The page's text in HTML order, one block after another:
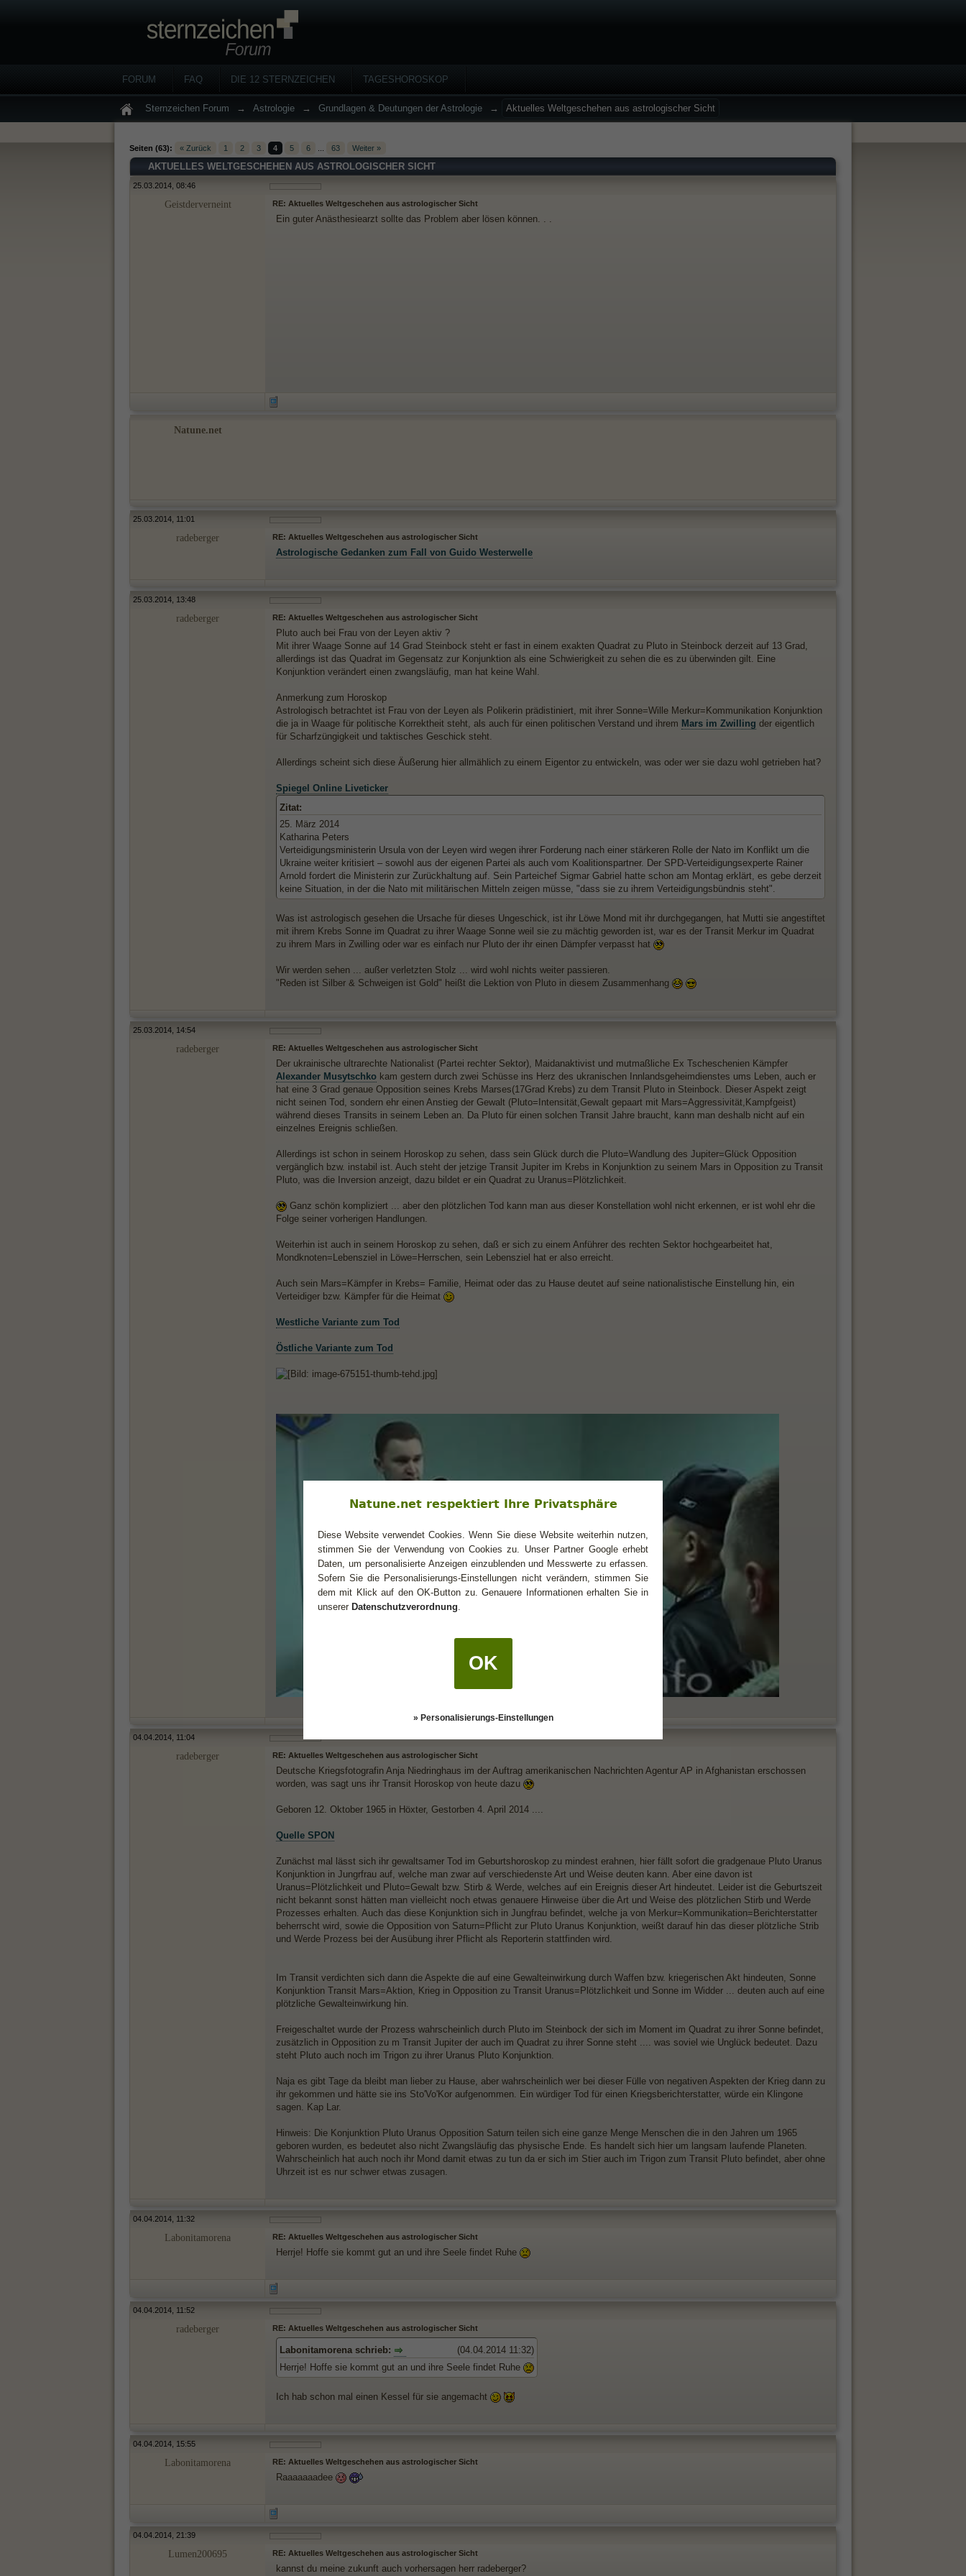
FORUM FAQ DIE 12 STERNZEICHEN TAGESHOROSKOP
Sternzeichen Forum → Astrologie → Grundlagen & Deutungen der Astrologie → Aktuelles Weltgeschehen aus astrologischer Sicht
Seiten (63): « Zurück 1 2 3 4 5 6 63 Weiter »
AKTUELLES WELTGESCHEHEN AUS ASTROLOGISCHER SICHT
25.03.2014, 08:46
Geistderverneint RE: Aktuelles Weltgeschehen aus astrologischer Sicht
Ein guter Anästhesiearzt sollte das Problem aber lösen können. . .
Natune.net
25.03.2014, 11:01
radeberger RE: Aktuelles Weltgeschehen aus astrologischer Sicht
Astrologische Gedanken zum Fall von Guido Westerwelle
25.03.2014, 13:48
radeberger RE: Aktuelles Weltgeschehen aus astrologischer Sicht
Pluto auch bei Frau von der Leyen aktiv ?
Mit ihrer Waage Sonne auf 14 Grad Steinbock steht er fast in einem exakten Quadrat zu Pluto in Steinbock derzeit auf 13 Grad,
allerdings ist das Quadrat im Gegensatz zur Konjunktion als eine Schwierigkeit zu sehen die es zu überwinden gilt. Eine
Konjunktion verändert einen zwangsläufig, man hat keine Wahl.
Anmerkung zum Horoskop
Astrologisch betrachtet ist Frau von der Leyen als Polikerin prädistiniert, mit ihrer Sonne=Wille Merkur=Kommunikation Konjunktion
die ja in Waage für politische Korrektheit steht, als auch für einen politischen Verstand und ihrem Mars im Zwilling der eigentlich
für Scharfzüngigkeit und taktisches Geschick steht.
Allerdings scheint sich diese Äußerung hier allmählich zu einem Eigentor zu entwickeln, was oder wer sie dazu wohl getrieben hat?
Spiegel Online Liveticker
Zitat:
25. März 2014
Katharina Peters
Verteidigungsministerin Ursula von der Leyen wird wegen ihrer Forderung nach einer stärkeren Rolle der Nato im Konflikt um die
Ukraine weiter kritisiert – sowohl aus der eigenen Partei als auch vom Koalitionspartner. Der SPD-Verteidigungsexperte Rainer
Arnold fordert die Ministerin zur Zurückhaltung auf. Sein Parteichef Sigmar Gabriel hatte schon am Montag erklärt, es gebe derzeit
keine Situation, in der die Nato mit militärischen Mitteln zeigen müsse, "dass sie zu ihrem Verteidigungsbündnis steht".
Was ist astrologisch gesehen die Ursache für dieses Ungeschick, ist ihr Löwe Mond mit ihr durchgegangen, hat Mutti sie angestiftet
mit ihrem Krebs Sonne im Quadrat zu ihrer Waage Sonne weil sie zu mächtig geworden ist, war es der Transit Merkur im Quadrat
zu ihrem Mars in Zwilling oder war es einfach nur Pluto der ihr einen Dämpfer verpasst hat
Wir werden sehen ... außer verletzten Stolz ... wird wohl nichts weiter passieren.
"Reden ist Silber & Schweigen ist Gold" heißt die Lektion von Pluto in diesem Zusammenhang
25.03.2014, 14:54
radeberger RE: Aktuelles Weltgeschehen aus astrologischer Sicht
Der ukrainische ultrarechte Nationalist (Partei rechter Sektor), Maidanaktivist und mutmaßliche Ex Tscheschenien Kämpfer
Alexander Musytschko kam gestern durch zwei Schüsse ins Herz des ukranischen Innlandsgeheimdienstes ums Leben, auch er
hat eine 3 Grad genaue Opposition seines Krebs Marses(17Grad Krebs) zu dem Transit Pluto in Steinbock. Dieser Aspekt zeigt
nicht seinen Tod, sondern ehr einen Anstieg der Gewalt (Pluto=Intensität,Gewalt gepaart mit Mars=Aggressivität,Kampfgeist)
während dieses Transits in seinem Leben an. Da Pluto für einen solchen Transit Jahre braucht, kann man deshalb nicht auf ein
einzelnes Ereignis schließen.
Allerdings ist schon in seinem Horoskop zu sehen, dass sein Glück durch die Pluto=Wandlung des Jupiter=Glück Opposition
vergänglich bzw. instabil ist. Auch steht der jetzige Transit Jupiter im Krebs in Konjunktion zu seinem Mars in Opposition zu Transit
Pluto, was die Inversion anzeigt, dazu bildet er ein Quadrat zu Uranus=Plötzlichkeit.
Ganz schön kompliziert ... aber den plötzlichen Tod kann man aus dieser Konstellation wohl nicht erkennen, er ist wohl ehr die
Folge seiner vorherigen Handlungen.
Weiterhin ist auch in seinem Horoskop zu sehen, daß er sich zu einem Anführer des rechten Sektor hochgearbeitet hat,
Mondknoten=Lebensziel in Löwe=Herrschen, sein Lebensziel hat er also erreicht.
Auch sein Mars=Kämpfer in Krebs= Familie, Heimat oder das zu Hause deutet auf seine nationalistische Einstellung hin, ein
Verteidiger bzw. Kämpfer für die Heimat
Westliche Variante zum Tod
Östliche Variante zum Tod
04.04.2014, 11:04
radeberger RE: Aktuelles Weltgeschehen aus astrologischer Sicht
Deutsche Kriegsfotografin Anja Niedringhaus im der Auftrag amerikanischen Nachrichten Agentur AP in Afghanistan erschossen
worden, was sagt uns ihr Transit Horoskop von heute dazu
Geboren 12. Oktober 1965 in Höxter, Gestorben 4. April 2014 ....
Quelle SPON
Zunächst mal lässt sich ihr gewaltsamer Tod im Geburtshoroskop zu mindest erahnen, hier fällt sofort die gradgenaue Pluto Uranus
Konjunktion in Jungrfrau auf, welche man zwar auf verschiedenste Art und Weise deuten kann. Aber eine davon ist
Uranus=Plötzlichkeit und Pluto=Gewalt bzw. Stirb & Werde, welches auf ein Ereignis dieser Art hindeutet. Leider ist die Geburtszeit
nicht bekannt sonst hätten man vielleicht noch etwas genauere Hinweise über die Art und Weise des plötzlichen Stirb und Werde
Prozesses erhalten. Auch das diese Konjunktion sich in Jungfrau befindet, welche ja von Merkur=Kommunikation=Berichterstatter
beherrscht wird, sowie die Opposition von Saturn=Pflicht zur Pluto Uranus Konjunktion, weißt darauf hin das dieser plötzliche Strib
und Werde Prozess bei der Ausübung ihrer Pflicht als Reporterin stattfinden wird.
Im Transit verdichten sich dann die Aspekte die auf eine Gewalteinwirkung durch Waffen bzw. kriegerischen Akt hindeuten, Sonne
Konjunktion Transit Mars=Aktion, Krieg in Opposition zu Transit Uranus=Plötzlichkeit und Sonne im Widder ... deuten auch auf eine
plötzliche Gewalteinwirkung hin.
Freigeschaltet wurde der Prozess wahrscheinlich durch Pluto im Steinbock der sich im Moment im Quadrat zu ihrer Sonne befindet,
zusätzlich in Opposition zu m Transit Jupiter der auch im Quadrat zu ihrer Sonne steht .... was soviel wie Unglück bedeutet. Dazu
steht Pluto auch noch im Trigon zu ihrer Uranus Pluto Konjunktion.
Naja es gibt Tage da bleibt man lieber zu Hause, aber wahrscheinlich wer bei dieser Fülle von negativen Aspekten der Krieg dann zu
ihr gekommen und hätte sie ins Sto'Vo'Kor aufgenommen. Ein würdiger Tod für einen Kriegsberichterstatter, würde ein Klingone
sagen. Kap Lar.
Hinweis: Die Konjunktion Pluto Uranus Opposition Saturn teilen sich eine ganze Menge Menschen die in den Jahren um 1965
geboren wurden, es bedeutet also nicht Zwangsläufig das physische Ende. Es handelt sich hier um langsam laufende Planeten.
Wahrscheinlich hat auch noch ihr Mond damit etwas zu tun da er sich im Stier auch im Trigon zum Transit Pluto befindet, aber ohne
Uhrzeit ist es nur schwer etwas zusagen.
04.04.2014, 11:32
Labonitamorena RE: Aktuelles Weltgeschehen aus astrologischer Sicht
Herrje! Hoffe sie kommt gut an und ihre Seele findet Ruhe
04.04.2014, 11:52
radeberger RE: Aktuelles Weltgeschehen aus astrologischer Sicht
(04.04.2014 11:32)
Labonitamorena schrieb:
Herrje! Hoffe sie kommt gut an und ihre Seele findet Ruhe
Ich hab schon mal einen Kessel für sie angemacht
04.04.2014, 15:55
Labonitamorena RE: Aktuelles Weltgeschehen aus astrologischer Sicht
Raaaaaaadee
04.04.2014, 21:39
Lumen200695 RE: Aktuelles Weltgeschehen aus astrologischer Sicht
kannst du meine zukunft auch vorhersagen herr radeberger?
Natune.net respektiert Ihre Privatsphäre
Diese Website verwendet Cookies. Wenn Sie diese Website weiterhin nutzen,
stimmen Sie der Verwendung von Cookies zu. Unser Partner Google erhebt
Daten, um personalisierte Anzeigen einzublenden und Messwerte zu erfassen.
Sofern Sie die Personalisierungs-Einstellungen nicht verändern, stimmen Sie
dem mit Klick auf den OK-Button zu. Genauere Informationen erhalten Sie in
unserer Datenschutzverordnung
OK
» Personalisierungs-Einstellungen